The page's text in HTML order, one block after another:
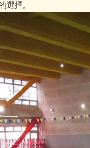
選擇。